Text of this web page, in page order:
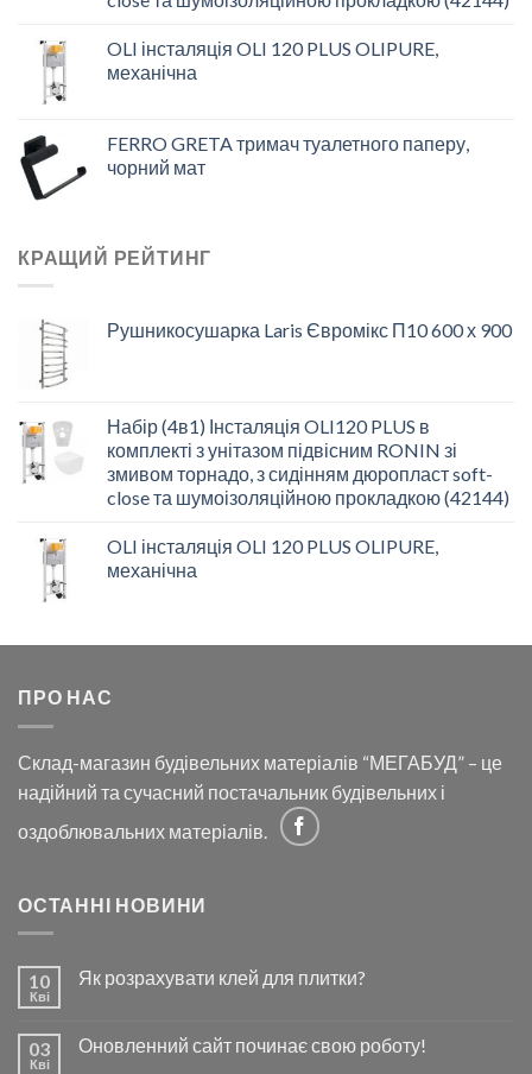
OLI інсталяція OLI 120 PLUS OLIPURE,
механічна
FERRO GRETA тримач туалетного паперу,
чорний мат
КРАЩИЙ РЕЙТИНГ
Рушникосушарка Laris Євромікс П10 600 х 900
Набір (4в1) Інсталяція OLI120 PLUS в
комплекті з унітазом підвісним RONIN зі
змивом торнадо, з сидінням дюропласт soft-
close та шумоізоляційною прокладкою (42144)
OLI інсталяція OLI 120 PLUS OLIPURE,
механічна
ПРО НАС
Склад-магазин будівельних матеріалів “МЕГАБУД” – це
надійний та сучасний постачальник будівельних і
оздоблювальних матеріалів.
ОСТАННІ НОВИНИ
10
Кві
Як розрахувати клей для плитки?
03
Кві
Оновленний сайт починає свою роботу!